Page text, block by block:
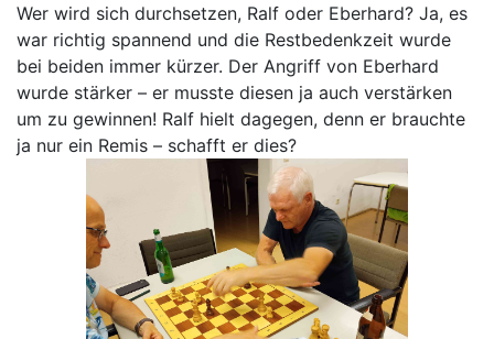
Wer wird sich durchsetzen, Ralf oder Eberhard? Ja, es
war richtig spannend und die Restbedenkzeit wurde
bei beiden immer kürzer. Der Angriff von Eberhard
wurde stärker – er musste diesen ja auch verstärken
um zu gewinnen! Ralf hielt dagegen, denn er brauchte
ja nur ein Remis – schafft er dies?